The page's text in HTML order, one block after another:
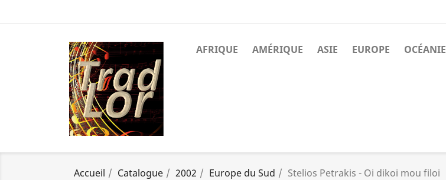
AFRIQUE AMÉRIQUE ASIE EUROPE OCÉANIE
Accueil Catalogue 2002 Europe du Sud Stelios Petrakis - Oi dikoi mou filoi